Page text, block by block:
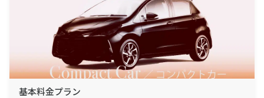
基本料金プラン